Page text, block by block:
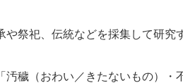
祭祀、伝統などを採集して研究
穢（おわい／きたないもの）・